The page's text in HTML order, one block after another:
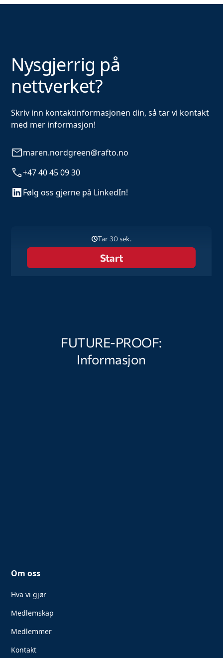
Nysgjerrig på
nettverket?
Skriv inn kontaktinformasjonen din, så tar vi kontakt
med mer informasjon!
maren.nordgreen@rafto.no
+47 40 45 09 30
Følg oss gjerne på LinkedIn!
Om oss
Hva vi gjør
Medlemskap
Medlemmer
Kontakt